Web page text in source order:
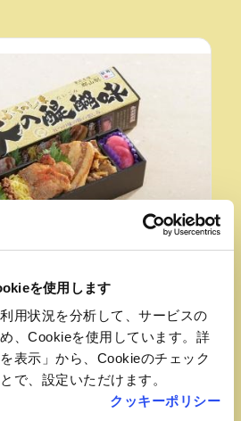
を使用します
用状況を分析して、サービスの
、Cookieを使用しています。詳
表示」から、Cookieのチェック
で、設定いただけます。
クッキーポリシー
醐味